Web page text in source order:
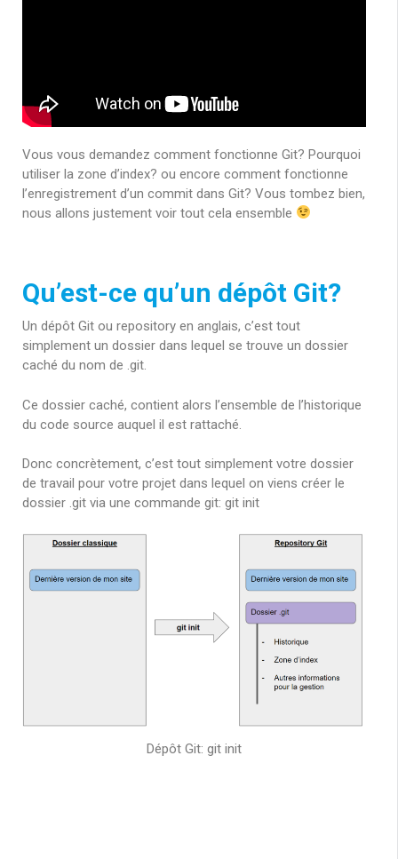
Vous vous demandez comment fonctionne Git? Pourquoi
utiliser la zone d’index? ou encore comment fonctionne
l’enregistrement d’un commit dans Git? Vous tombez bien,
nous allons justement voir tout cela ensemble
Qu’est-ce qu’un dépôt Git?
Un dépôt Git ou repository en anglais, c’est tout
simplement un dossier dans lequel se trouve un dossier
caché du nom de .git.
Ce dossier caché, contient alors l’ensemble de l’historique
du code source auquel il est rattaché.
Donc concrètement, c’est tout simplement votre dossier
de travail pour votre projet dans lequel on viens créer le
dossier .git via une commande git: git init
Dépôt Git: git init